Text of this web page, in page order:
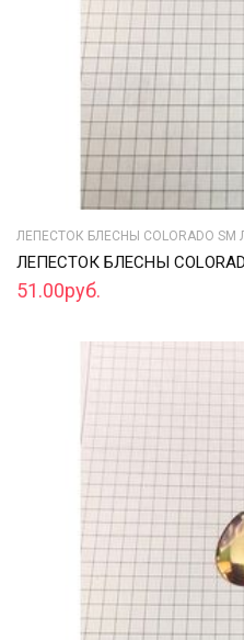
ЛЕПЕСТОК БЛЕСНЫ COLORADO SM
ЛЕПЕСТОК БЛЕСНЫ
51.00руб.